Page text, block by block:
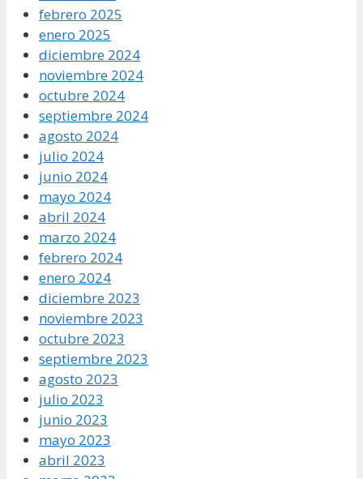
febrero 2025
enero 2025
diciembre 2024
noviembre 2024
octubre 2024
septiembre 2024
agosto 2024
julio 2024
junio 2024
mayo 2024
abril 2024
marzo 2024
febrero 2024
enero 2024
diciembre 2023
noviembre 2023
octubre 2023
septiembre 2023
agosto 2023
julio 2023
junio 2023
mayo 2023
abril 2023